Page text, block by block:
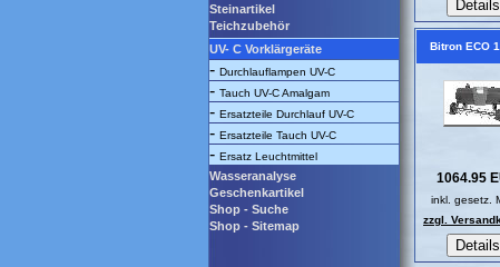
Steinartikel
Teichzubehör
UV- C Vorklärgeräte
- Durchlauflampen UV-C
- Tauch UV-C Amalgam
- Ersatzteile Durchlauf UV-C
- Ersatzteile Tauch UV-C
- Ersatz Leuchtmittel
Wasseranalyse
Geschenkartikel
Shop - Suche
Shop - Sitemap
Bitron ECO
1064.95
inkl. gesetz.
zzgl.